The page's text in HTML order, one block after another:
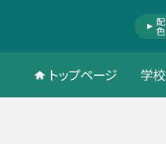
配色
トップページ 学